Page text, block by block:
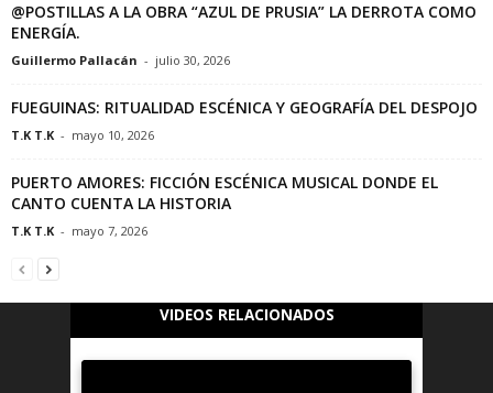
@POSTILLAS A LA OBRA “AZUL DE PRUSIA” LA DERROTA COMO
ENERGÍA.
Guillermo Pallacán - julio 30, 2026
FUEGUINAS: RITUALIDAD ESCÉNICA Y GEOGRAFÍA DEL DESPOJO
T.K T.K - mayo 10, 2026
PUERTO AMORES: FICCIÓN ESCÉNICA MUSICAL DONDE EL
CANTO CUENTA LA HISTORIA
T.K T.K - mayo 7, 2026
VIDEOS RELACIONADOS